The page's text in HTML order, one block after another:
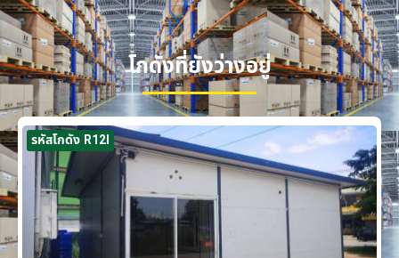
โกดังที่ยังว่างอยู่
รหัสโกดัง R12I